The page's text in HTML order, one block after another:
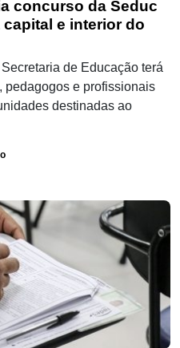
concurso da Seduc
e interior do
de Educação terá
pedagogos e profissionais
destinadas ao